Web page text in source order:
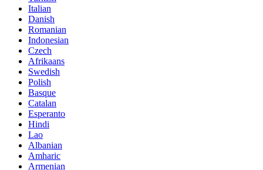
Italian
Danish
Romanian
Indonesian
Czech
Afrikaans
Swedish
Polish
Basque
Catalan
Esperanto
Hindi
Lao
Albanian
Amharic
Armenian